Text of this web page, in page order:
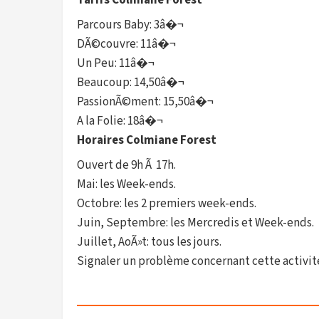
Parcours Baby: 3â�¬
DÃ©couvre: 11â�¬
Un Peu: 11â�¬
Beaucoup: 14,50â�¬
PassionÃ©ment: 15,50â�¬
A la Folie: 18â�¬
Horaires Colmiane Forest
Ouvert de 9h Ã 17h.
Mai: les Week-ends.
Octobre: les 2 premiers week-ends.
Juin, Septembre: les Mercredis et Week-ends.
Juillet, AoÃ»t: tous les jours.
Signaler un problème concernant cette